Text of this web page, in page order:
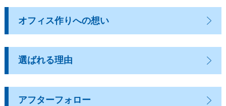
オフィス作りへの想い
選ばれる理由
アフターフォロー